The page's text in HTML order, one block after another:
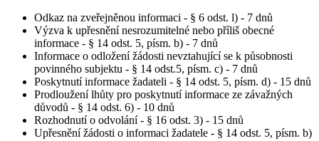
Odkaz na zveřejněnou informaci - § 6 odst. l) - 7 dnů
Výzva k upřesnění nesrozumitelné nebo příliš obecné
informace - § 14 odst. 5, písm. b) - 7 dnů
Informace o odložení žádosti nevztahující se k působnosti
povinného subjektu - § 14 odst.5, písm. c) - 7 dnů
Poskytnutí informace žadateli - § 14 odst. 5, písm. d) - 15 dnů
Prodloužení lhůty pro poskytnutí informace ze závažných
důvodů - § 14 odst. 6) - 10 dnů
Rozhodnutí o odvolání - § 16 odst. 3) - 15 dnů
Upřesnění žádosti o informaci žadatele - § 14 odst. 5, písm. b)